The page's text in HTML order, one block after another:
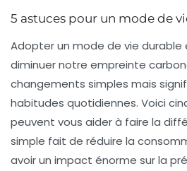
5 astuces pour un mode de
Adopter un mode de vie durable
diminuer notre empreinte
changements simples mais
habitudes quotidiennes. Voici
peuvent vous aider à faire la
simple fait de réduire la
avoir un impact énorme sur la